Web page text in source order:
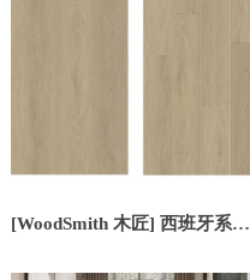
[WoodSmith 木匠] 西班牙系列